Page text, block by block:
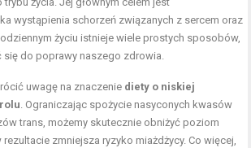
wystąpienia schorzeń związanych z sercem oraz
życiu istnieje wiele prostych sposobów,
do poprawy naszego zdrowia.
uwagę na znaczenie diety o niskiej
. Ograniczając spożycie nasyconych kwasów
trans, możemy skutecznie obniżyć poziom
zmniejsza ryzyko miażdżycy. Co więcej,